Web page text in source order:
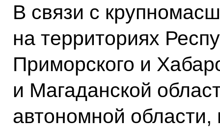
В связи с
на территориях
Приморского и
и Магаданской
автономной